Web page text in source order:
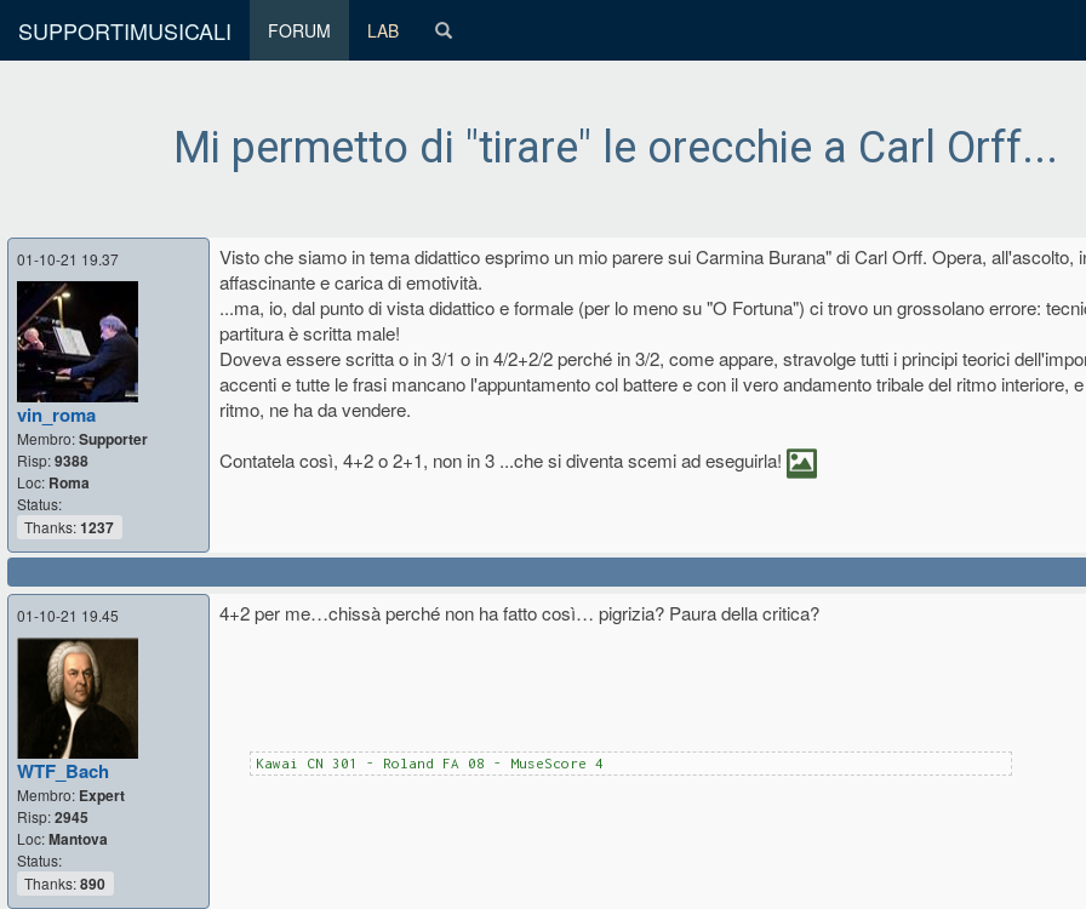
SUPPORTIMUSICALI FORUM LAB
Mi permetto di "tirare" le orecchie a Carl Orff...
01-10-21 19.37
vin_roma
Membro:Supporter
Risp:9388
Loc: Roma
Status:
Thanks:1237
Visto che siamo in tema didattico esprimo un mio parere sui Carmina Burana" di Carl Orff. Opera, all'ascolto,
affascinante e carica di emotività.
...ma, io, dal punto di vista didattico e formale (per lo meno su "O Fortuna") ci trovo un grossolano errore:
partitura è scritta male!
Doveva essere scritta o in 3/1 o in 4/2+2/2 perché in 3/2, come appare, stravolge tutti i principi teorici
accenti e tutte le frasi mancano l'appuntamento col battere e con il vero andamento tribale del ritmo interiore,
ritmo, ne ha da vendere.
Contatela così, 4+2 o 2+1, non in 3 ...che si diventa scemi ad eseguirla!
01-10-21 19.45
WTF_Bach
Membro: Expert
Risp:2945
Loc:Mantova
Status:
Thanks:890
4+2 per me…chissà perché non ha fatto così… pigrizia? Paura della critica?
Kawai CN 301 - Roland FA 08 - MuseScore 4